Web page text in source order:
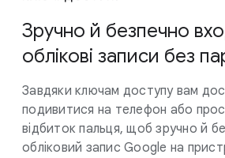
Зручно й безпечно
облікові записи без
Завдяки ключам доступу вам
подивитися на телефон або
відбиток пальця, щоб зручно й
обліковий запис Google на